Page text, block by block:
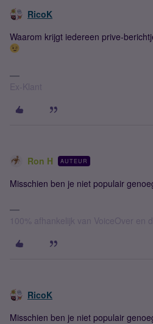
RicoK
Waarom krijgt iedereen prive-
Ex-Klant
Ron H AUTEUR
Misschien ben je niet populair
100% afhankelijk van VoiceOver en
RicoK
Misschien ben je niet populair